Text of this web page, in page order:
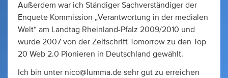
Außerdem war ich Ständiger Sachverständiger der
Enquete Kommission „Verantwortung in der medialen
Welt“ am Landtag Rheinland-Pfalz 2009/2010 und
wurde 2007 von der Zeitschrift Tomorrow zu den Top
20 Web 2.0 Pionieren in Deutschland gewählt.
Ich bin unter nico@lumma.de sehr gut zu erreichen